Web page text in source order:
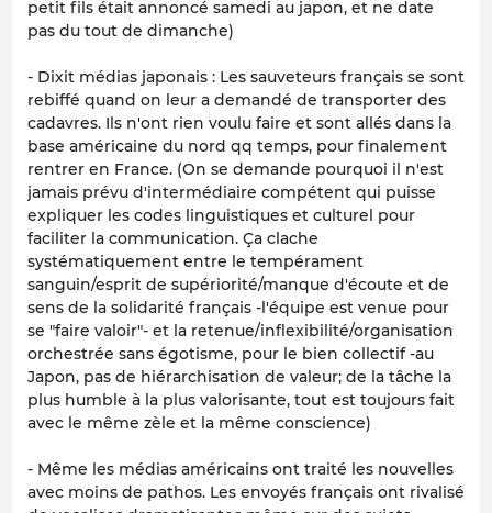
petit fils était annoncé samedi au japon, et ne date
pas du tout de dimanche)
- Dixit médias japonais : Les sauveteurs français se sont
rebiffé quand on leur a demandé de transporter des
cadavres. Ils n'ont rien voulu faire et sont allés dans la
base américaine du nord qq temps, pour finalement
rentrer en France. (On se demande pourquoi il n'est
jamais prévu d'intermédiaire compétent qui puisse
expliquer les codes linguistiques et culturel pour
faciliter la communication. Ça clache
systématiquement entre le tempérament
sanguin/esprit de supériorité/manque d'écoute et de
sens de la solidarité français -l'équipe est venue pour
se "faire valoir"- et la retenue/inflexibilité/organisation
orchestrée sans égotisme, pour le bien collectif -au
Japon, pas de hiérarchisation de valeur; de la tâche la
plus humble à la plus valorisante, tout est toujours fait
avec le même zèle et la même conscience)
- Même les médias américains ont traité les nouvelles
avec moins de pathos. Les envoyés français ont rivalisé